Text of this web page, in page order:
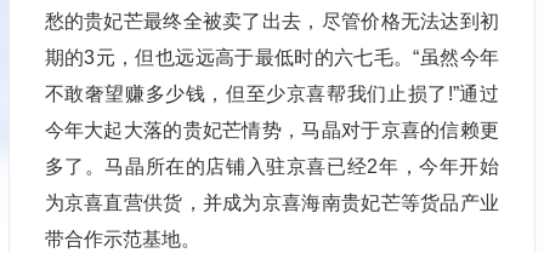
愁的贵妃芒最终全被卖了出去，尽管价格无法达到初
期的3元，但也远远高于最低时的六七毛。“虽然今年
不敢奢望赚多少钱，但至少京喜帮我们止损了!”通过
今年大起大落的贵妃芒情势，马晶对于京喜的信赖更
多了。马晶所在的店铺入驻京喜已经2年，今年开始
为京喜直营供货，并成为京喜海南贵妃芒等货品产业
带合作示范基地。